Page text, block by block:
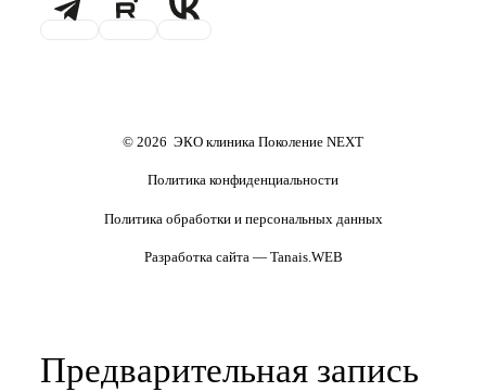
Проживание
Обследования перед ЭКО,
© 2026 ЭКО клиника Поколение NEXT
Политика конфиденциальности
Политика обработки и персональных данных
Разработка сайта — Tanais.WEB
Предварительная запись